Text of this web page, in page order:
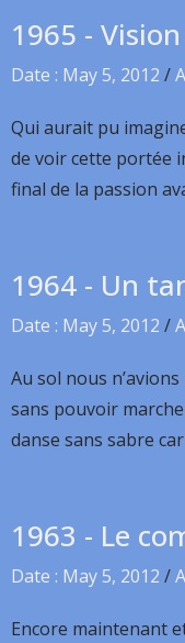
1965 -
Date : May 5, 2012 /
Qui aurait pu
de voir cette portée
final de la passion
1964 - Un
Date : May 5, 2012 /
Au sol nous
sans pouvoir
danse sans sabre
1963 - Le
Date : May 5, 2012 /
Encore maintenant